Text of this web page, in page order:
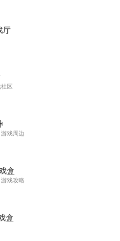
厅
区
游戏周边
盒
游戏攻略
盒